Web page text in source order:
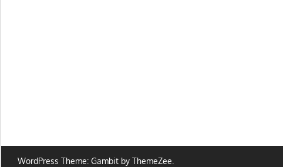
WordPress Theme: Gambit by ThemeZee.